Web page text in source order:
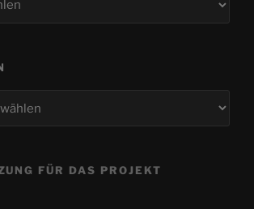
FÜR DAS PROJEKT